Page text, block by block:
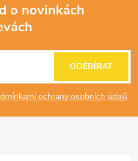
o novinkách
ochrany osobních údajů
ODEBÍRAT